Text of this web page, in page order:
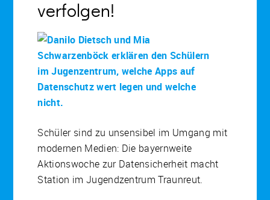
verfolgen!
Schüler sind zu unsensibel im Umgang mit
modernen Medien: Die bayernweite
Aktionswoche zur Datensicherheit macht
Station im Jugendzentrum Traunreut.